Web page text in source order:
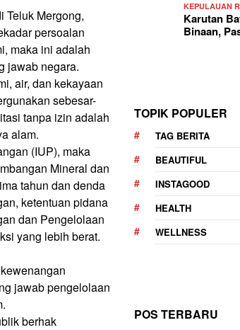
Teluk Mergong,
persoalan
maka ini adalah
jawab negara.
air, dan kekayaan
sebesar-
tanpa izin adalah
alam.
(IUP), maka
Mineral dan
tahun dan denda
ketentuan pidana
dan Pengelolaan
yang lebih berat.
jawab pengelolaan
berhak
KEPULAUAN
Karutan
Binaan,
TOPIK POPULER
TAG BERITA
BEAUTIFUL
INSTAGOOD
HEALTH
WELLNESS
POS TERBARU